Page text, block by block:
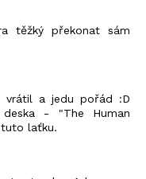
těžký překonat sám
vrátil a jedu pořád :D
- "The Human
tuto laťku.